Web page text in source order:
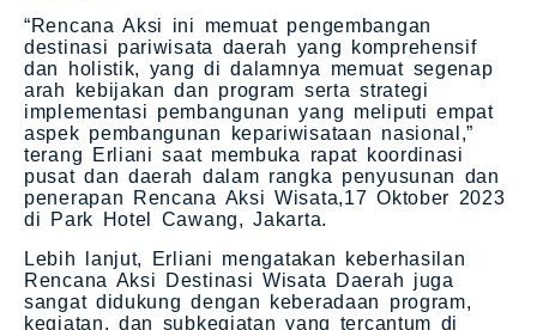
“Rencana Aksi ini memuat pengembangan
destinasi pariwisata daerah yang komprehensif
dan holistik, yang di dalamnya memuat segenap
arah kebijakan dan program serta strategi
implementasi pembangunan yang meliputi empat
aspek pembangunan kepariwisataan nasional,”
terang Erliani saat membuka rapat koordinasi
pusat dan daerah dalam rangka penyusunan dan
penerapan Rencana Aksi Wisata,17 Oktober 2023
di Park Hotel Cawang, Jakarta.
Lebih lanjut, Erliani mengatakan keberhasilan
Rencana Aksi Destinasi Wisata Daerah juga
sangat didukung dengan keberadaan program,
kegiatan, dan subkegiatan yang tercantum di